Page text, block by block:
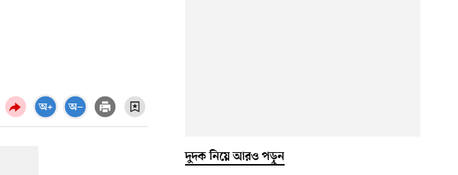
দুদক নিয়ে আরও পড়ুন